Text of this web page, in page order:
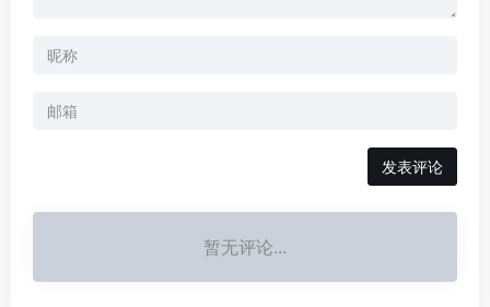
发表评论
暂无评论...